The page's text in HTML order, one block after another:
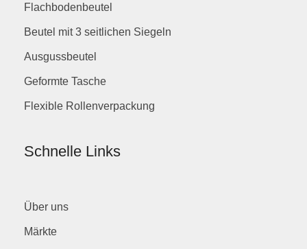
Flachbodenbeutel
Beutel mit 3 seitlichen Siegeln
Ausgussbeutel
Geformte Tasche
Flexible Rollenverpackung
Schnelle Links
Über uns
Märkte